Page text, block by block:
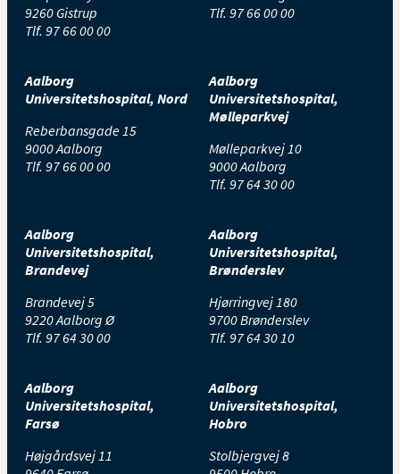
9260 Gistrup
Tlf. 97 66 00 00
Tlf. 97 66 00 00
Aalborg
Universitetshospital, Nord
Reberbansgade 15
9000 Aalborg
Tlf. 97 66 00 00
Aalborg
Universitetshospital,
Mølleparkvej
Mølleparkvej 10
9000 Aalborg
Tlf. 97 64 30 00
Aalborg
Universitetshospital,
Brandevej
Brandevej 5
9220 Aalborg Ø
Tlf. 97 64 30 00
Aalborg
Universitetshospital,
Brønderslev
Hjørringvej 180
9700 Brønderslev
Tlf. 97 64 30 10
Aalborg
Universitetshospital,
Farsø
Højgårdsvej 11
Aalborg
Universitetshospital,
Hobro
Stolbjergvej 8